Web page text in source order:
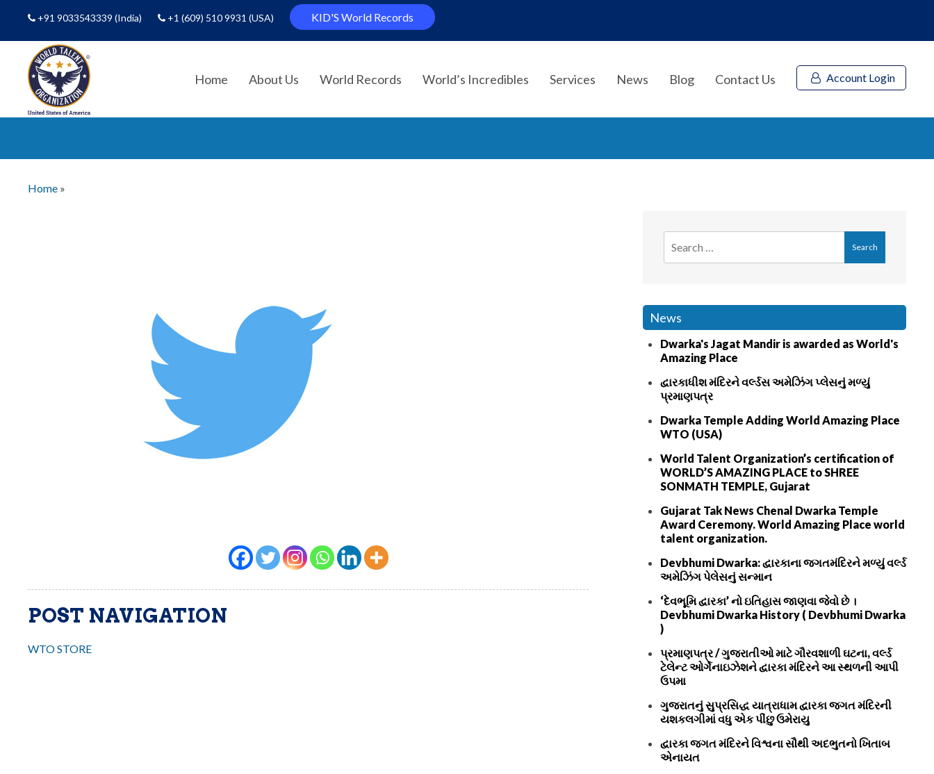
+91 9033543339(India) +1 (609) 510 9931 (USA) KID'S World Records
Home About Us World Records World’s Incredibles Services News Blog Contact Us Account Login
Home »
POST NAVIGATION
WTO STORE
News
Dwarka's Jagat Mandir is awarded as World's
Amazing Place
દ્વારકાધીશ મંદિરને વર્લ્ડસ અમેઝિંગ પ્લેસનું મળ્યું
પ્રમાણપત્ર
Dwarka Temple Adding World Amazing Place
WTO (USA)
World Talent Organization’s certification of
WORLD’S AMAZING PLACE to SHREE
SONMATH TEMPLE, Gujarat
Gujarat Tak News Chenal Dwarka Temple
Award Ceremony. World Amazing Place world
talent organization.
Devbhumi Dwarka: દ્વારકાના જગતમંદિરને મળ્યું વર્લ્ડ
અમેઝિંગ પેલેસનું સન્માન
‘દેવભૂમિ દ્વારકા’ નો ઇતિહાસ જાણવા જેવો છે ।
Devbhumi Dwarka History ( Devbhumi Dwarka
)
પ્રમાણપત્ર / ગુજરાતીઓ માટે ગૌરવશાળી ઘટના, વર્લ્ડ
ટેલેન્ટ ઓર્ગેનાઇઝેશને દ્વારકા મંદિરને આ સ્થળની આપી
ઉપમા
ગુજરાતનું સુપ્રસિદ્ધ યાત્રાધામ દ્વારકા જગત મંદિરની
યશકલગીમાં વધુ એક પીંછુ ઉમેરાયુ
દ્વારકા જગત મંદિરને વિશ્વના સૌથી અદભુતનો ખિતાબ
એનાયત